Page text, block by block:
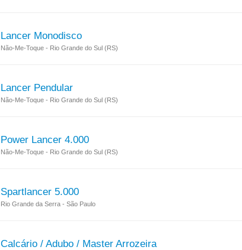
Lancer Monodisco
Não-Me-Toque - Rio Grande do Sul (RS)
Lancer Pendular
Não-Me-Toque - Rio Grande do Sul (RS)
Power Lancer 4.000
Não-Me-Toque - Rio Grande do Sul (RS)
Spartlancer 5.000
Rio Grande da Serra - São Paulo
Calcário / Adubo / Master Arrozeira